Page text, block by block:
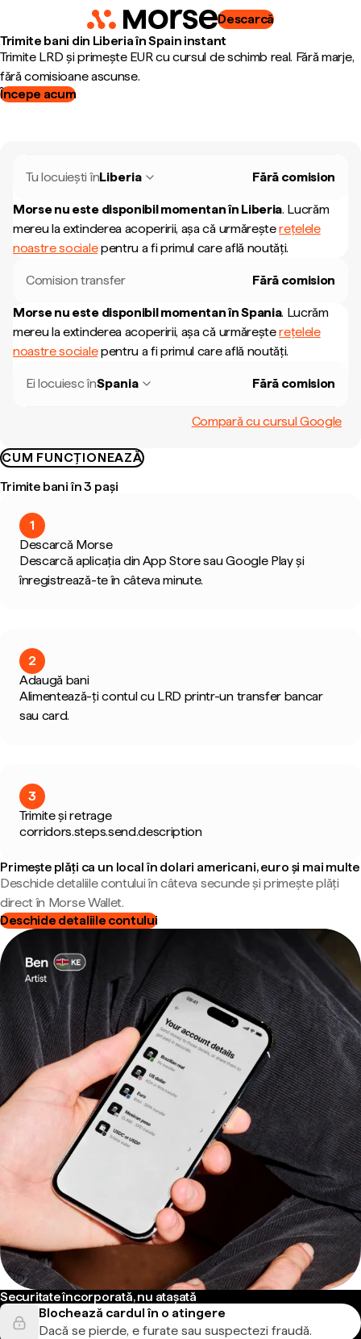
Descarcă
Trimite bani din Liberia în Spain instant
Trimite LRD și primește EUR cu cursul de schimb real. Fără marje,
fără comisioane ascunse.
Începe acum
Tu locuiești înLiberia Fără comision
Morse nu este disponibil momentan în Liberia. Lucrăm
mereu la extinderea acoperirii, așa că urmăreșterețelele
noastre socialepentru a fi primul care află noutăți.
Comision transfer Fără comision
Morse nu este disponibil momentan înSpania. Lucrăm
mereu la extinderea acoperirii, așa că urmăreșterețelele
noastre socialepentru a fi primul care află noutăți.
Ei locuiesc înSpania Fără comision
Compară cu cursul Google
CUM FUNCȚIONEAZĂ
Trimite bani în 3 pași
1
Descarcă Morse
Descarcă aplicația din App Store sau Google Play și
înregistrează-te în câteva minute.
2
Adaugă bani
Alimentează-ți contul cu LRD printr-un transfer bancar
sau card.
3
Trimite și retrage
corridors.steps.send.description
Primește plăți ca un local în dolari americani, euro și mai multe
Deschide detaliile contului în câteva secunde și primește plăți
direct în Morse Wallet.
Deschide detaliile contului
Securitate încorporată, nu atașată
Blochează cardul în o atingere
Dacă se pierde, e furate sau suspectezi fraudă.